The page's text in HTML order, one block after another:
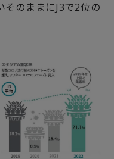
そのままにJ3で2位の